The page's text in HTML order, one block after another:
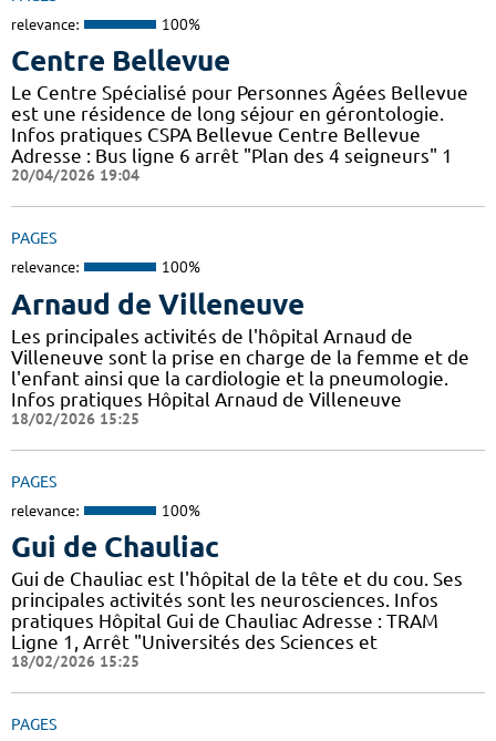
relevance: 100%
Centre Bellevue
Le Centre Spécialisé pour Personnes Âgées Bellevue
est une résidence de long séjour en gérontologie.
Infos pratiques CSPA Bellevue Centre Bellevue
Adresse : Bus ligne 6 arrêt "Plan des 4 seigneurs" 1
20/04/2026 19:04
PAGES
relevance: 100%
Arnaud de Villeneuve
Les principales activités de l'hôpital Arnaud de
Villeneuve sont la prise en charge de la femme et de
l'enfant ainsi que la cardiologie et la pneumologie.
Infos pratiques Hôpital Arnaud de Villeneuve
18/02/2026 15:25
PAGES
relevance: 100%
Gui de Chauliac
Gui de Chauliac est l'hôpital de la tête et du cou. Ses
principales activités sont les neurosciences. Infos
pratiques Hôpital Gui de Chauliac Adresse : TRAM
Ligne 1, Arrêt "Universités des Sciences et
18/02/2026 15:25
PAGES